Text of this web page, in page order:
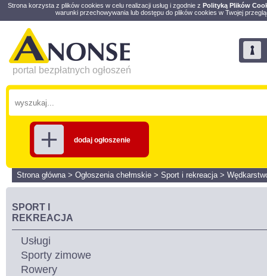
Strona korzysta z plików cookies w celu realizacji usług i zgodnie z Polityką Plików
warunki przechowywania lub dostępu do plików cookies w Twojej
portal bezpłatnych ogłoszeń
dodaj ogłoszenie
Strona główna> Ogłoszenia chełmskie > Sport i rekreacja>
SPORT I
REKREACJA
Usługi
Sporty zimowe
Rowery